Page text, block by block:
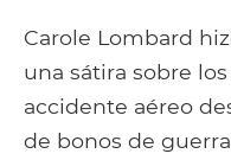
Carole Lombard
una sátira sobre
accidente aéreo
de bonos de